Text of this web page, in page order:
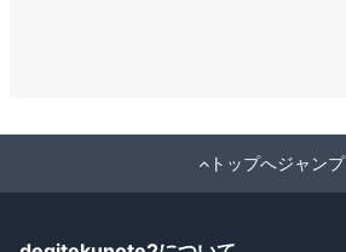
トップへジャンプ